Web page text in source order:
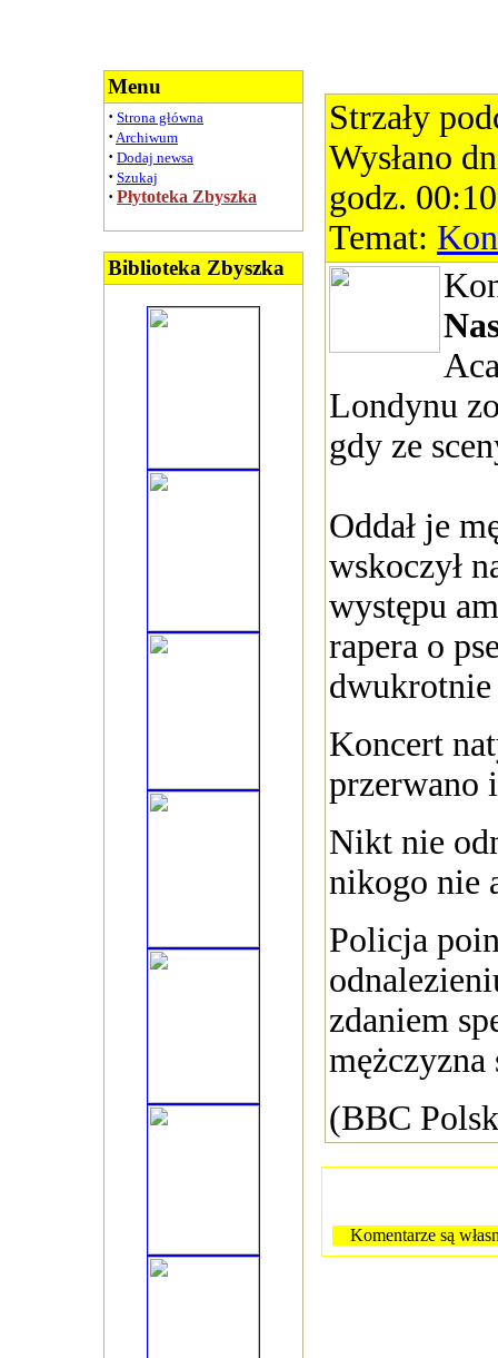
Menu
· Strona główna
· Archiwum
· Dodaj newsa
· Szukaj
· Płytoteka Zbyszka
Biblioteka Zbyszka
Strzały
Wysłano
godz.
Temat:
Londynu
gdy ze
Oddał je
wskoczył
występu
rapera o
dwukrotnie
Koncert
przerwano
Nikt nie
nikogo nie
Policja
zdaniem
mężczyzna
(BBC
Komentarze są